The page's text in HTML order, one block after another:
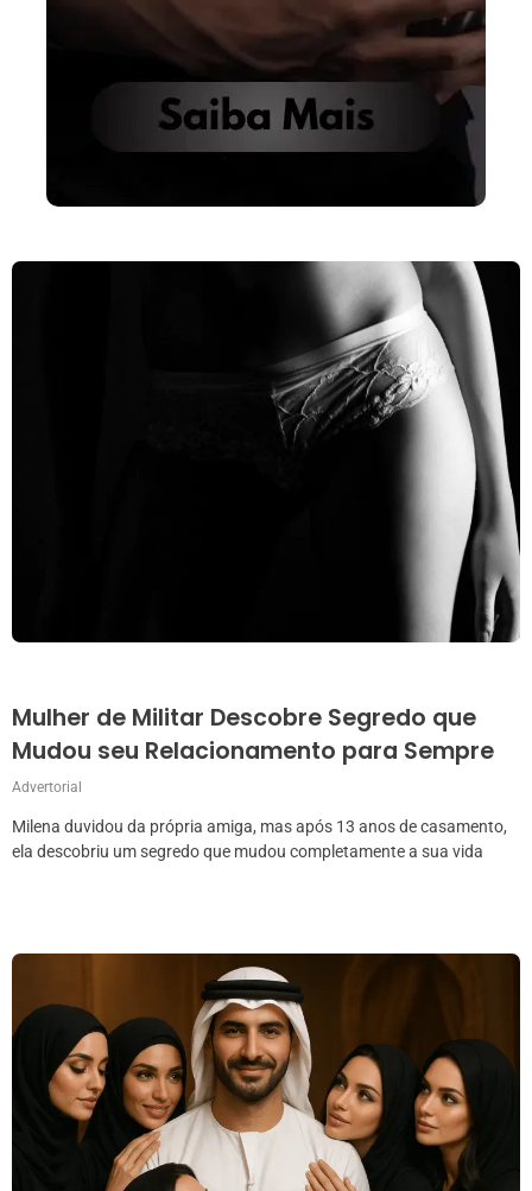
Mulher de Militar Descobre Segredo que
Mudou seu Relacionamento para Sempre
Advertorial
Milena duvidou da própria amiga, mas após 13 anos de casamento,
ela descobriu um segredo que mudou completamente a sua vida